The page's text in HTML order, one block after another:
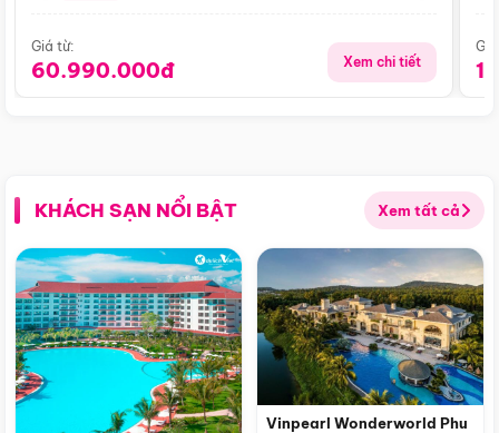
Giá từ:
60.990.000đ Xem chi tiết
KHÁCH SẠN NỔI BẬT Xem tất cả
Vinpearl Wonderworld Phu